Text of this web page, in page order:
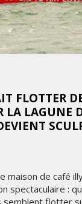
FLOTTER
LA LAGUNE
maison de café
spectaculaire :
flotter